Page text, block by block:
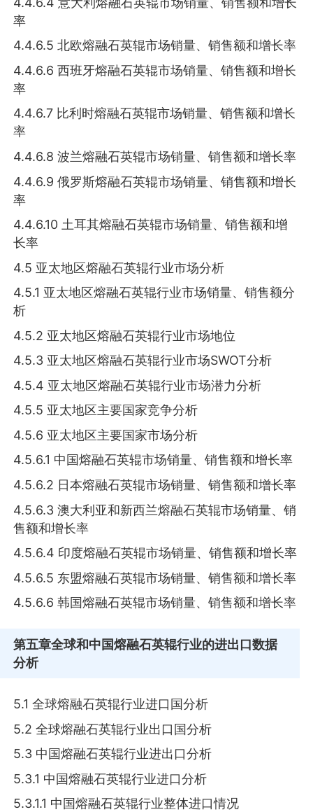
率
4.4.6.5 北欧熔融石英辊市场销量、销售额和增长率
4.4.6.6 西班牙熔融石英辊市场销量、销售额和增长
率
4.4.6.7 比利时熔融石英辊市场销量、销售额和增长
率
4.4.6.8 波兰熔融石英辊市场销量、销售额和增长率
4.4.6.9 俄罗斯熔融石英辊市场销量、销售额和增长
率
4.4.6.10 土耳其熔融石英辊市场销量、销售额和增
长率
4.5 亚太地区熔融石英辊行业市场分析
4.5.1 亚太地区熔融石英辊行业市场销量、销售额分
析
4.5.2 亚太地区熔融石英辊行业市场地位
4.5.3 亚太地区熔融石英辊行业市场SWOT分析
4.5.4 亚太地区熔融石英辊行业市场潜力分析
4.5.5 亚太地区主要国家竞争分析
4.5.6 亚太地区主要国家市场分析
4.5.6.1 中国熔融石英辊市场销量、销售额和增长率
4.5.6.2 日本熔融石英辊市场销量、销售额和增长率
4.5.6.3 澳大利亚和新西兰熔融石英辊市场销量、销
售额和增长率
4.5.6.4 印度熔融石英辊市场销量、销售额和增长率
4.5.6.5 东盟熔融石英辊市场销量、销售额和增长率
4.5.6.6 韩国熔融石英辊市场销量、销售额和增长率
第五章全球和中国熔融石英辊行业的进出口数据
分析
5.1 全球熔融石英辊行业进口国分析
5.2 全球熔融石英辊行业出口国分析
5.3 中国熔融石英辊行业进出口分析
5.3.1 中国熔融石英辊行业进口分析
5.3.1.1 中国熔融石英辊行业整体进口情况